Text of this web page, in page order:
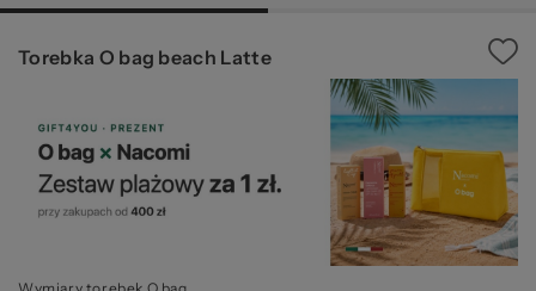
Torebka O bag beach Latte